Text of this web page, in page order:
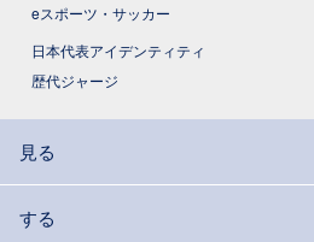
eスポーツ・サッカー
日本代表アイデンティティ
歴代ジャージ
見る
する